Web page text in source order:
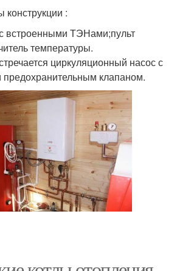
:
встроенными ТЭНами;пульт
температуры.
циркуляционный насос с
клапаном.